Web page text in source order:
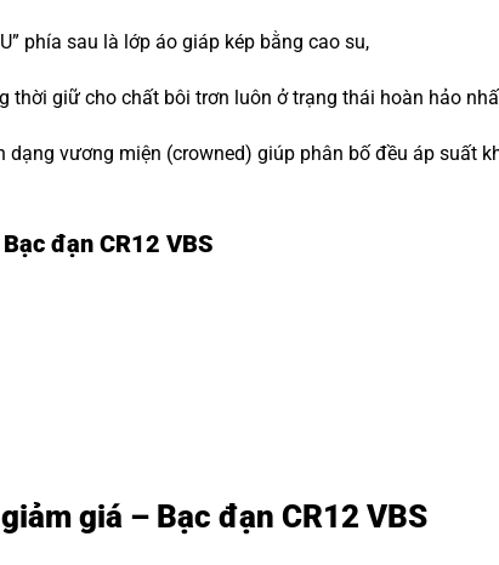
phía sau là lớp áo giáp kép bằng cao su,
thời giữ cho chất bôi trơn luôn ở trạng thái hoàn hảo
dạng vương miện (crowned) giúp phân bố đều áp suất
đạn CR12 VBS
giá – Bạc đạn CR12 VBS